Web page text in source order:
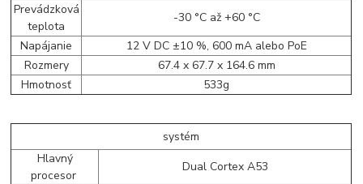
Prevádzková
teplota
-30 °C až +60 °C
Napájanie
12 V DC ±10 %, 600 mA alebo PoE
Rozmery
67.4 x 67.7 x 164.6 mm
Hmotnosť
533g
systém
Hlavný
procesor
Dual Cortex A53